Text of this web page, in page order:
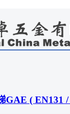
GAE ( EN131